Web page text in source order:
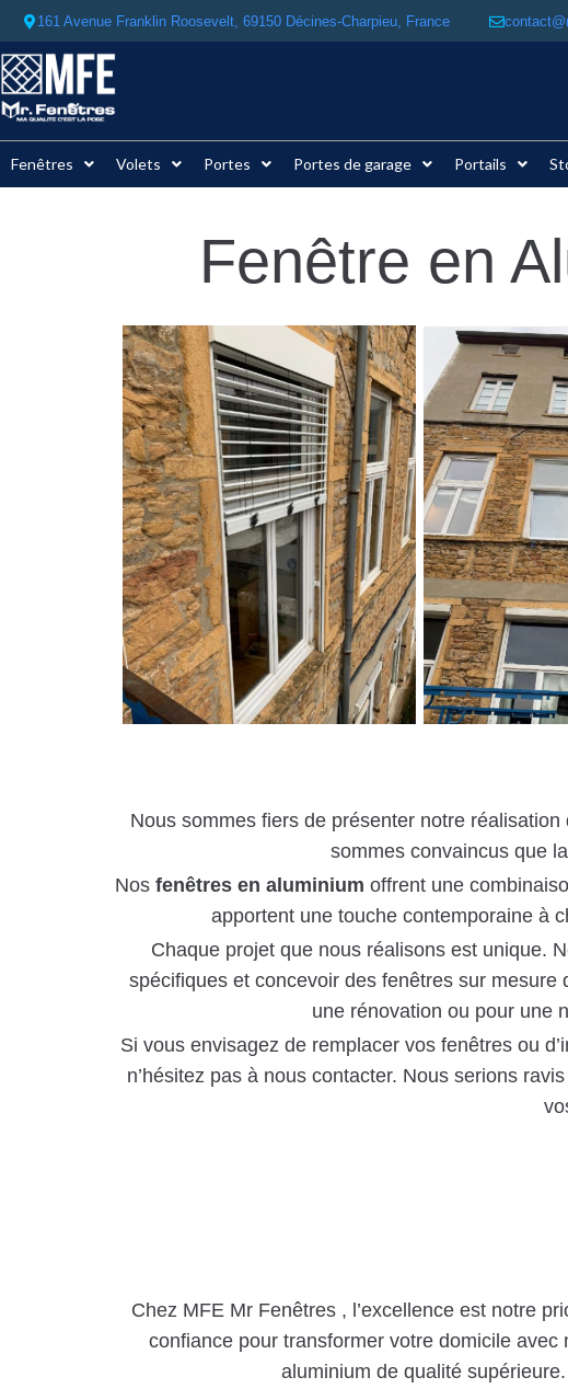
161 Avenue Franklin Roosevelt, 69150 Décines-Charpieu, France ​
Fenêtres Volets Portes Portes de garage Portails
Fenêtre en
Nous sommes fiers de présenter notre réalisation
sommes convaincus que
Nos fenêtres en aluminium offrent une
apportent une touche contemporaine à
Chaque projet que nous réalisons est unique.
spécifiques et concevoir des fenêtres sur
une rénovation ou pour une
Si vous envisagez de remplacer vos fenêtres ou
n’hésitez pas à nous contacter. Nous serions
Chez MFE Mr Fenêtres , l’excellence est notre
confiance pour transformer votre domicile avec
aluminium de qualité supérieure.